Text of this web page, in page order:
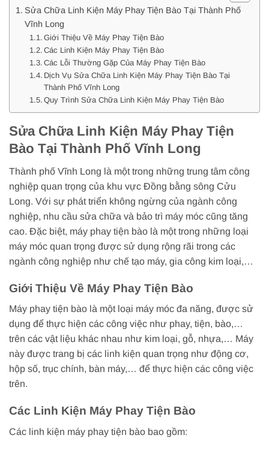
Sửa Chữa Linh Kiện Máy Phay Tiện Bào Tại Thành Phố
Vĩnh Long
Giới Thiệu Về Máy Phay Tiện Bào
Các Linh Kiện Máy Phay Tiện Bào
Các Lỗi Thường Gặp Của Máy Phay Tiện Bào
Dịch Vụ Sửa Chữa Linh Kiện Máy Phay Tiện Bào Tại
Thành Phố Vĩnh Long
Quy Trình Sửa Chữa Linh Kiện Máy Phay Tiện Bào
Sửa Chữa Linh Kiện Máy Phay Tiện
Bào Tại Thành Phố Vĩnh Long
Thành phố Vĩnh Long là một trong những trung tâm công
nghiệp quan trọng của khu vực Đồng bằng sông Cửu
Long. Với sự phát triển không ngừng của ngành công
nghiệp, nhu cầu sửa chữa và bảo trì máy móc cũng tăng
cao. Đặc biệt, máy phay tiện bào là một trong những loại
máy móc quan trọng được sử dụng rộng rãi trong các
ngành công nghiệp như chế tạo máy, gia công kim loại,…
Giới Thiệu Về Máy Phay Tiện Bào
Máy phay tiện bào là một loại máy móc đa năng, được sử
dụng để thực hiện các công việc như phay, tiện, bào,…
trên các vật liệu khác nhau như kim loại, gỗ, nhựa,… Máy
này được trang bị các linh kiện quan trọng như động cơ,
hộp số, trục chính, bàn máy,… để thực hiện các công việc
trên.
Các Linh Kiện Máy Phay Tiện Bào
Các linh kiện máy phay tiện bào bao gồm: